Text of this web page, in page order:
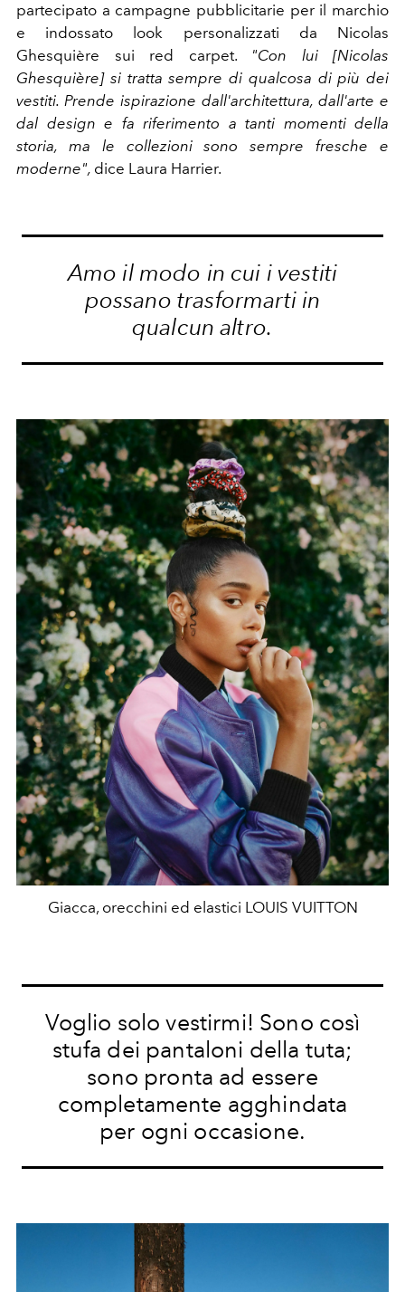
partecipato a campagne pubblicitarie per il marchio
e indossato look personalizzati da Nicolas
Ghesquière sui red carpet. "Con lui [Nicolas
Ghesquière] si tratta sempre di qualcosa di più dei
vestiti. Prende ispirazione dall'architettura, dall'arte e
dal design e fa riferimento a tanti momenti della
storia, ma le collezioni sono sempre fresche e
moderne", dice Laura Harrier.
Amo il modo in cui i vestiti
possano trasformarti in
qualcun altro.
Giacca, orecchini ed elastici LOUIS VUITTON
Voglio solo vestirmi! Sono così
stufa dei pantaloni della tuta;
sono pronta ad essere
completamente agghindata
per ogni occasione.